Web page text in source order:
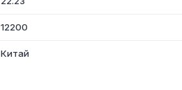
12200
Китай